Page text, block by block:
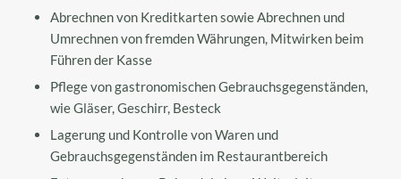
Abrechnen von Kreditkarten sowie Abrechnen und
Umrechnen von fremden Währungen, Mitwirken beim
Führen der Kasse
Pflege von gastronomischen Gebrauchsgegenständen,
wie Gläser, Geschirr, Besteck
Lagerung und Kontrolle von Waren und
Gebrauchsgegenständen im Restaurantbereich